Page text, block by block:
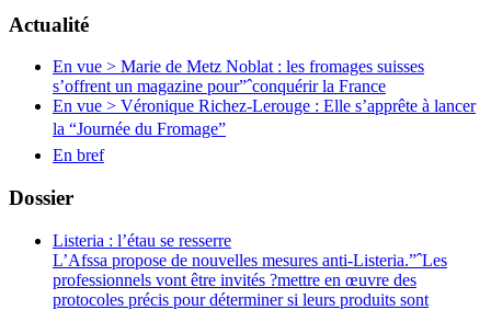
Actualité
En vue > Marie de Metz Noblat : les fromages suisses
s’offrent un magazine pour”ˆconquérir la France
En vue > Véronique Richez-Lerouge : Elle s’apprête à lancer
la “Journée du Fromage”
En bref
Dossier
Listeria : l’étau se resserre
L’Afssa propose de nouvelles mesures anti-Listeria.”ˆLes
professionnels vont être invités ?mettre en œuvre des
protocoles précis pour déterminer si leurs produits sont